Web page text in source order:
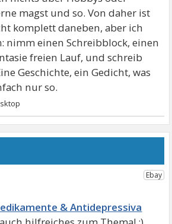
magst und so. Von daher ist
komplett daneben, aber ich
nimm einen Schreibblock, einen
freien Lauf, und schreib
Geschichte, ein Gedicht, was
nur so.
& Antidepressiva